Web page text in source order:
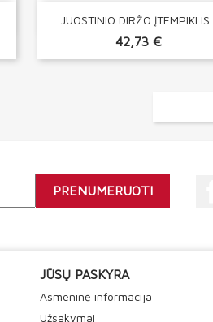
JUOSTINIO DIRŽO ĮTEMPIKLIS...
42,73 €
Greita peržiūra
JŪSŲ PASKYRA
Asmeninė informacija
Užsakymai